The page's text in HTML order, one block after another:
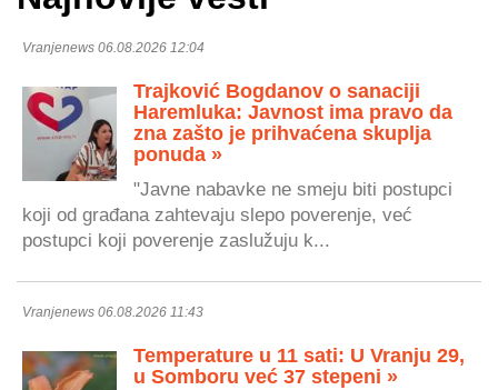
Vranjenews 06.08.2026 12:04
Trajković Bogdanov o sanaciji
Haremluka: Javnost ima pravo da
zna zašto je prihvaćena skuplja
ponuda »
"Javne nabavke ne smeju biti postupci
koji od građana zahtevaju slepo poverenje, već
postupci koji poverenje zaslužuju k...
Vranjenews 06.08.2026 11:43
Temperature u 11 sati: U Vranju 29,
u Somboru već 37 stepeni »